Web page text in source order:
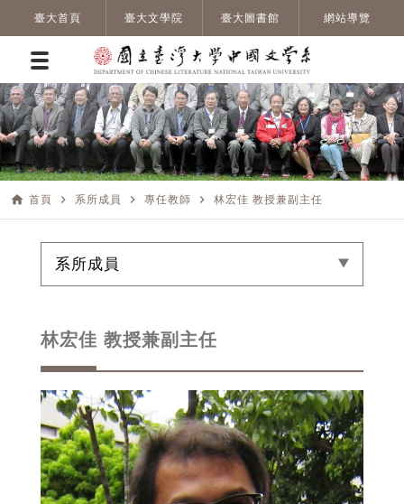
臺大首頁 臺大文學院 臺大圖書館 網站導覽
home 首頁 navigate_next 系所成員 navigate_next 專任教師 navigate_next 林宏佳 教授兼副主任
系所成員
林宏佳 教授兼副主任